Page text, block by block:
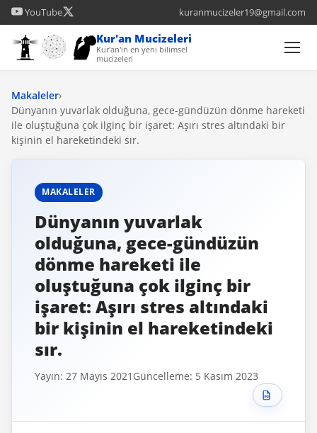
YouTube kuranmucizeler19@gmail.com
Kur'an Mucizeleri
Kur'an'ın en yeni bilimsel
mucizeleri
Makaleler›
Dünyanın yuvarlak olduğuna, gece-gündüzün dönme hareketi
ile oluştuğuna çok ilginç bir işaret: Aşırı stres altındaki bir
kişinin el hareketindeki sır.
MAKALELER
Dünyanın yuvarlak
olduğuna, gece-gündüzün
dönme hareketi ile
oluştuğuna çok ilginç bir
işaret: Aşırı stres altındaki
bir kişinin el hareketindeki
sır.
Yayın: 27 Mayıs 2021 Güncelleme: 5 Kasım 2023